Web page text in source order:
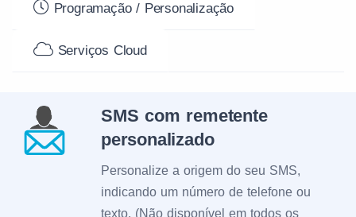
Programação / Personalização
Serviços Cloud
SMS com remetente
personalizado
Personalize a origem do seu SMS,
indicando um número de telefone ou
texto. (Não disponível em todos os